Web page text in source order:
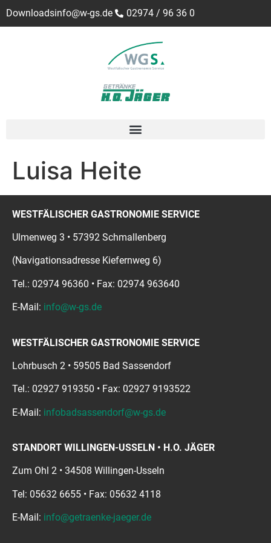
Downloadsinfo@w-gs.de 02974 / 96 36 0
Luisa Heite
WESTFÄLISCHER GASTRONOMIE SERVICE
Ulmenweg 3 • 57392 Schmallenberg
(Navigationsadresse Kiefernweg 6)
Tel.: 02974 96360 • Fax: 02974 963640
E-Mail: info@w-gs.de
WESTFÄLISCHER GASTRONOMIE SERVICE
Lohrbusch 2 • 59505 Bad Sassendorf
Tel.: 02927 919350 • Fax: 02927 9193522
E-Mail: infobadsassendorf@w-gs.de
STANDORT WILLINGEN-USSELN • H.O. JÄGER
Zum Ohl 2 • 34508 Willingen-Usseln
Tel: 05632 6655 • Fax: 05632 4118
E-Mail: info@getraenke-jaeger.de